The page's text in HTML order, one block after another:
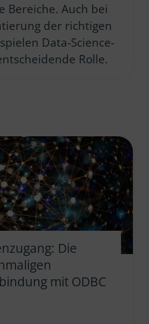
Bereiche. Auch bei
der richtigen
Data-Science-
Rolle.
Die
mit ODBC